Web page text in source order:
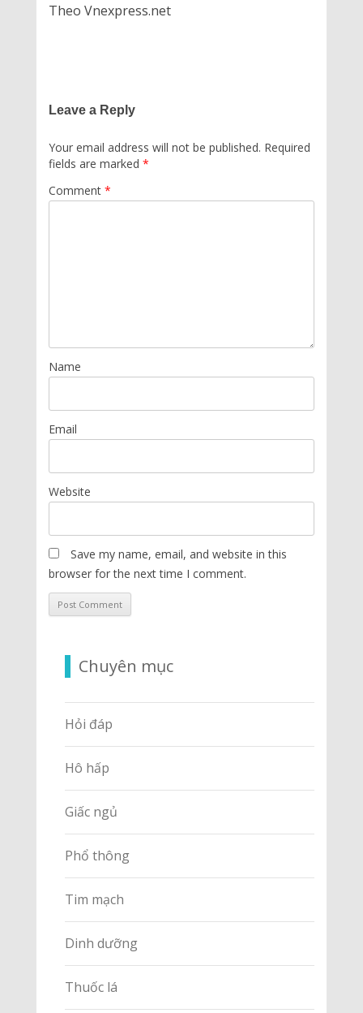
Theo Vnexpress.net
Leave a Reply
Your email address will not be published. Required
fields are marked *
Comment *
Name
Email
Website
Save my name, email, and website in this
browser for the next time I comment.
Chuyên mục
Hỏi đáp
Hô hấp
Giấc ngủ
Phổ thông
Tim mạch
Dinh dưỡng
Thuốc lá